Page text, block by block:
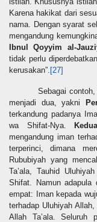
Karena hakikat dari
nama. Dengan syarat
mengandung
Ibnul Qoyyim al-
tidak perlu
kerusakan”. [27]
Sebagai
menjadi dua, yakni
terkandung padanya
wa Shifat-Nya.
mengandung iman
terperinci, dimana
Rububiyah yang
Ta’ala, Tauhid
Shifat. Namun adapula
empat: Iman kepada
terhadap Uluhiyah
Allah Ta’ala. Seluruh